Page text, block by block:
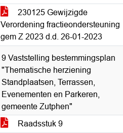
230125 Gewijzigde
Verordening fractieondersteuning
gem Z 2023 d.d. 26-01-2023
9 Vaststelling bestemmingsplan
"Thematische herziening
Standplaatsen, Terrassen,
Evenementen en Parkeren,
gemeente Zutphen"
Raadsstuk 9